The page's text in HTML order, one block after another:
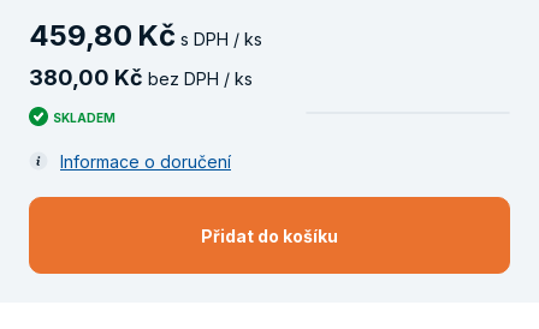
459,80 Kč s DPH / ks
380 00 Kč bez DPH / ks
SKLADEM
Informace o doručení
Přidat do košíku